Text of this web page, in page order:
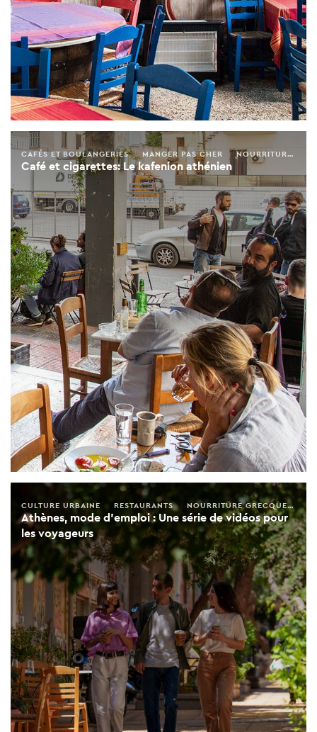
Café et cigarettes: Le kafenion athénien
CAFÉS ET BOULANGERIES MANGER PAS CHER NOURRITURE GRECQUE
Athènes, mode d’emploi : Une série de vidéos pour
les voyageurs
CULTURE URBAINE RESTAURANTS NOURRITURE GRECQUE